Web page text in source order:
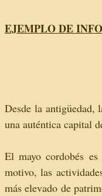
EJEMPLO DE
Desde la antigüedad,
una auténtica capital
El mayo cordobés
motivo, las
más elevado de